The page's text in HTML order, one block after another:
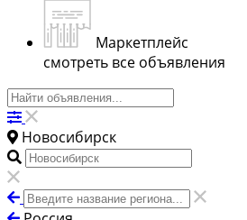
Маркетплейс
смотреть все объявления
Новосибирск